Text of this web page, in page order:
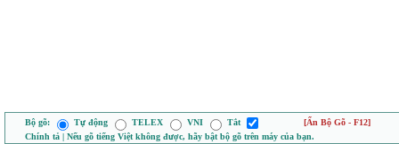
Bộ gõ: Tự động TELEX VNI Tắt
[Ẩn Bộ Gõ - F12]
Chính tả | Nếu gõ tiếng Việt không được, hãy bật bộ gõ trên máy của bạn.